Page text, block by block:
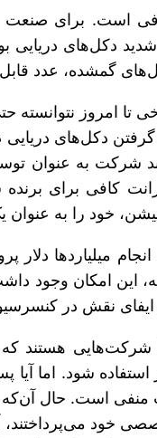
دکل‌های دریایی
گمشده، عدد
(که برخی تا
دکل‌های
شرکت به عنوان
برای برنده
خود را به
میلیاردها
نقش در
شرکت‌هایی
شود. اما آیا
است. حال آن‌که
خود می‌پرداختند،